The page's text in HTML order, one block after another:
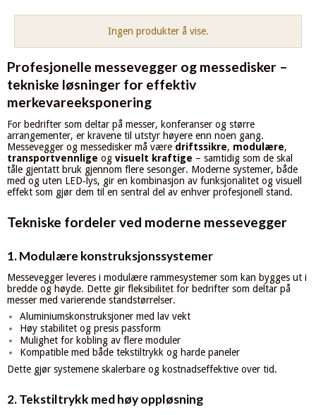
Ingen produkter å vise.
Profesjonelle messevegger og messedisker –
tekniske løsninger for effektiv
merkevareeksponering
For bedrifter som deltar på messer, konferanser og større
arrangementer, er kravene til utstyr høyere enn noen gang.
Messevegger og messedisker må være driftssikre, modulære,
transportvennlige og visuelt kraftige – samtidig som de skal
tåle gjentatt bruk gjennom flere sesonger. Moderne systemer, både
med og uten LED‑lys, gir en kombinasjon av funksjonalitet og visuell
effekt som gjør dem til en sentral del av enhver profesjonell stand.
Tekniske fordeler ved moderne messevegger
1. Modulære konstruksjonssystemer
Messevegger leveres i modulære rammesystemer som kan bygges ut i
bredde og høyde. Dette gir fleksibilitet for bedrifter som deltar på
messer med varierende standstørrelser.
Aluminiumskonstruksjoner med lav vekt
Høy stabilitet og presis passform
Mulighet for kobling av flere moduler
Kompatible med både tekstiltrykk og harde paneler
Dette gjør systemene skalerbare og kostnadseffektive over tid.
2. Tekstiltrykk med høy oppløsning